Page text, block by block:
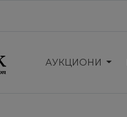
АУКЦИОНИ